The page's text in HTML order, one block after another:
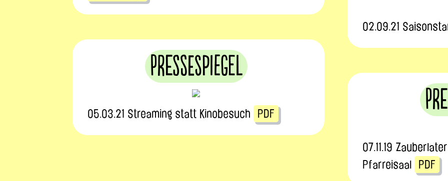
02.09.21
Pressespiegel
05.03.21 Streaming statt Kinobesuch PDF
07.11.19
Pfarreisaal
PDF